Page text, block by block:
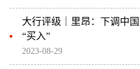
大行评级｜里昂：下调中
“买入”
2023-08-29